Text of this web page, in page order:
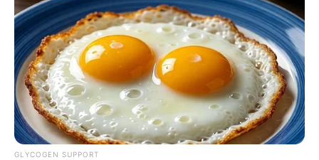
KERALA
നാടൻ പാട്ടുകളുടെ ജനപ്രീതി കുറയുന്നുവോ?
ഓർ‌ക്കാം പഴയ ചില നാടൻ പാട്ടുകൾ..
GLYCOGEN SUPPORT